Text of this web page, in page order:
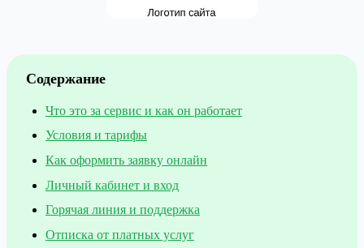
Содержание
Что это за сервис и как он работает
Условия и тарифы
Как оформить заявку онлайн
Личный кабинет и вход
Горячая линия и поддержка
Отписка от платных услуг